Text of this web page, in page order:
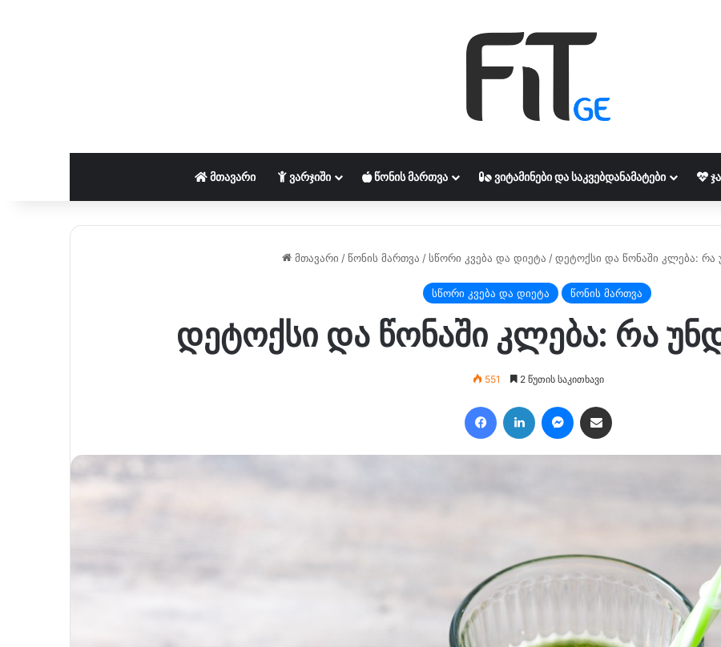
ᲛᲗᲐᲕᲐᲠᲘ ᲕᲐᲠᲯᲘᲨᲘ ᲬᲝᲜᲘᲡ ᲛᲐᲠᲗᲕᲐ ᲕᲘᲢᲐᲛᲘᲜᲔᲑᲘ ᲓᲐ ᲡᲐᲙᲕᲔᲑᲓᲐᲜᲐᲛᲐᲢᲔᲑᲘ
მთავარი /წონის მართვა /სწორი კვება და დიეტა /დეტოქსი და წონაში კლება: რა
სწორი კვება და დიეტა წონის მართვა
დეტოქსი და წონაში კლება: რა
551 2 წუთის საკითხავი
FacebookLinkedIn Messenger